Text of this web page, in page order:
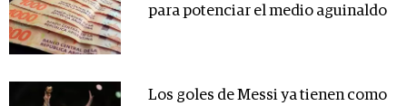
para potenciar el medio aguinaldo
Los goles de Messi ya tienen como